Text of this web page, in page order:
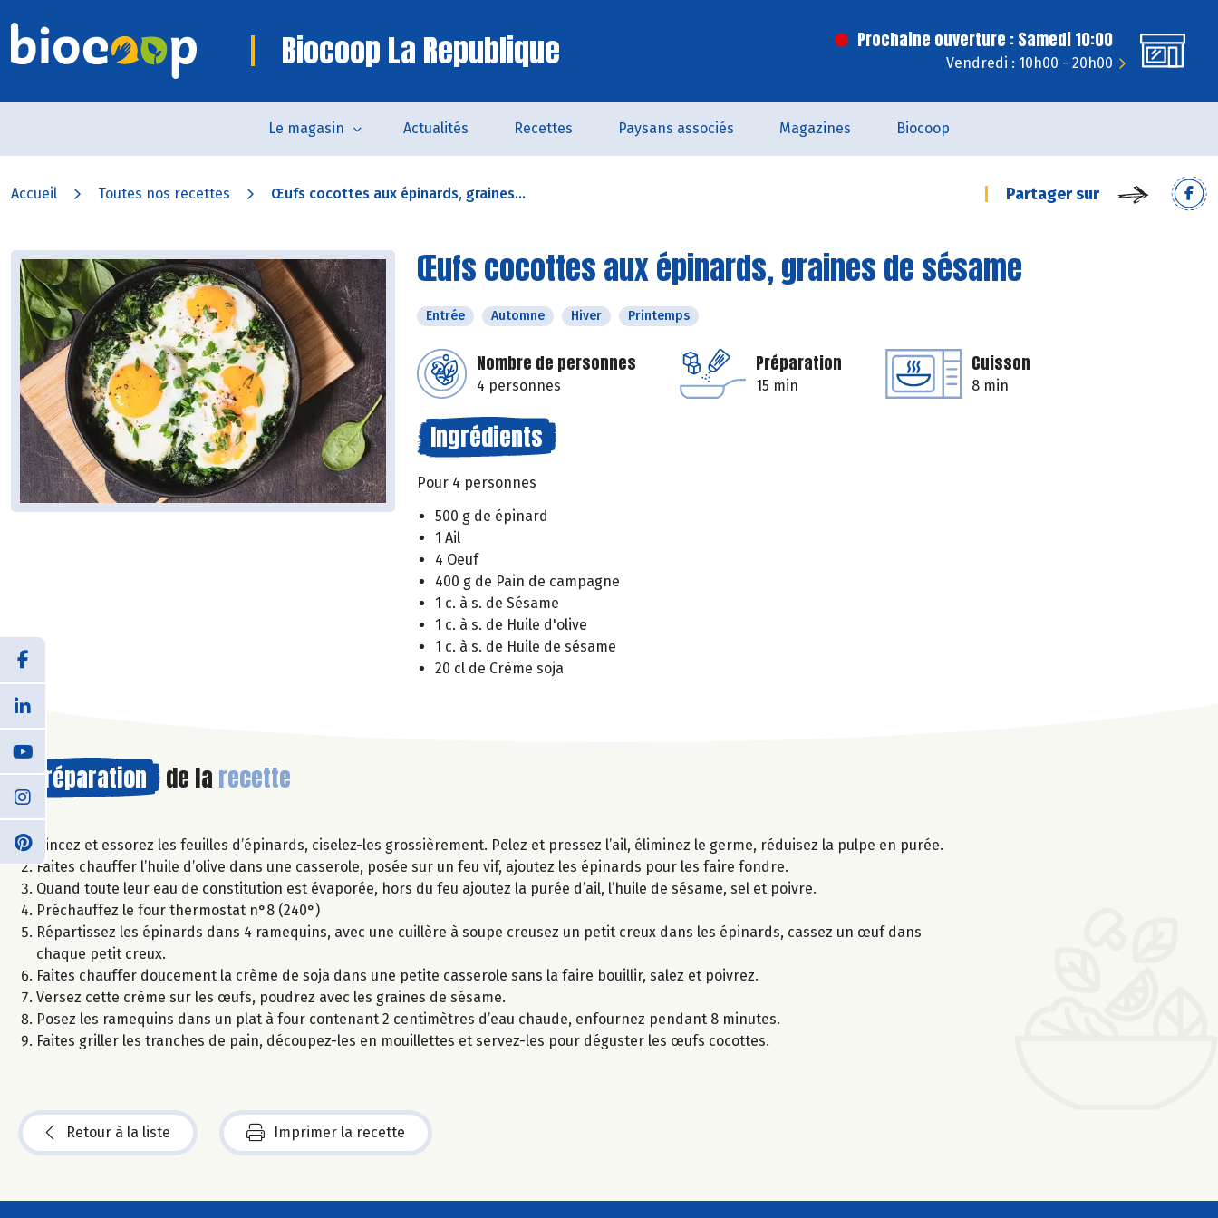
Biocoop La Republique Prochaine ouverture : Samedi 10:00
Vendredi : 10h00 - 20h00
Le magasin Actualités Recettes Paysans associés Magazines Biocoop
Accueil Toutes nos recettes Œufs cocottes aux épinards, graines... Partager sur
Œufs cocottes aux épinards, graines de sésame
Entrée Automne Hiver Printemps
Nombre de personnes
4 personnes
Préparation
15 min
Cuisson
8 min
Ingrédients
Pour 4 personnes
500 g de épinard
1 Ail
4 Oeuf
400 g de Pain de campagne
1 c. à s. de Sésame
1 c. à s. de Huile d'olive
1 c. à s. de Huile de sésame
20 cl de Crème soja
Préparation de la recette
Rincez et essorez les feuilles d’épinards, ciselez-les grossièrement. Pelez et pressez l’ail, éliminez le germe, réduisez la pulpe en purée.
Faites chauffer l’huile d’olive dans une casserole, posée sur un feu vif, ajoutez les épinards pour les faire fondre.
Quand toute leur eau de constitution est évaporée, hors du feu ajoutez la purée d’ail, l’huile de sésame, sel et poivre.
Préchauffez le four thermostat n°8 (240°)
Répartissez les épinards dans 4 ramequins, avec une cuillère à soupe creusez un petit creux dans les épinards, cassez un œuf dans
chaque petit creux.
Faites chauffer doucement la crème de soja dans une petite casserole sans la faire bouillir, salez et poivrez.
Versez cette crème sur les œufs, poudrez avec les graines de sésame.
Posez les ramequins dans un plat à four contenant 2 centimètres d’eau chaude, enfournez pendant 8 minutes.
Faites griller les tranches de pain, découpez-les en mouillettes et servez-les pour déguster les œufs cocottes.
Retour à la liste Imprimer la recette